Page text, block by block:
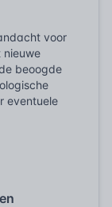
voor
nieuwe
beoogde
eventuele